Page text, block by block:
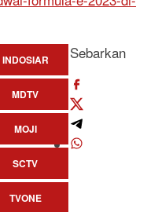
INDOSIAR
MDTV
MOJI
SCTV
TVONE
Sebarkan